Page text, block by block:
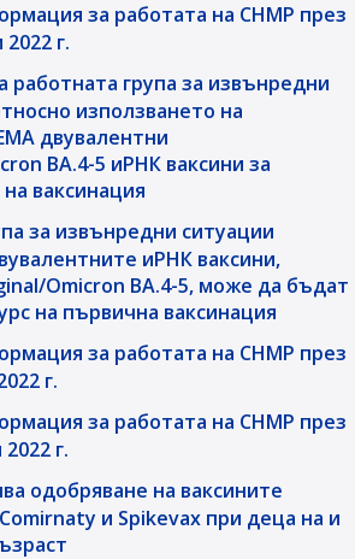
за работата на CHMP през
г.
работната група за извънредни
използването на
двувалентни
BA.4-5 иРНК ваксини за
ваксинация
за извънредни ситуации
иРНК ваксини,
Omicron BA.4-5, може да бъдат
на първична ваксинация
за работата на CHMP през
г.
за работата на CHMP през
г.
одобряване на ваксините
и Spikevax при деца на и